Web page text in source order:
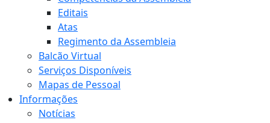
Editais
Atas
Regimento da Assembleia
Balcão Virtual
Serviços Disponíveis
Mapas de Pessoal
Informações
Notícias